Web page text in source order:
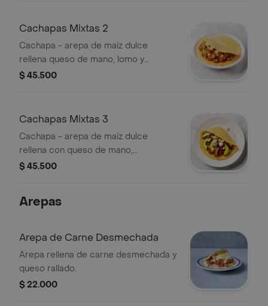
Cachapas Mixtas 2
Cachapa - arepa de maíz dulce
rellena queso de mano, lomo y
chorizo.
$ 45.500
Cachapas Mixtas 3
Cachapa - arepa de maíz dulce
rellena con queso de mano,
chicharrón, aguacate y chorizo.
$ 45.500
Arepas
Arepa de Carne Desmechada
Arepa rellena de carne desmechada y
queso rallado.
$ 22.000